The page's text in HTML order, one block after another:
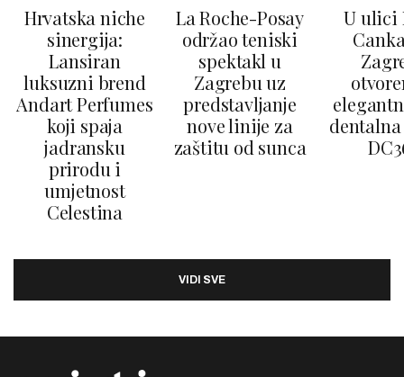
Hrvatska niche
sinergija:
Lansiran
luksuzni brend
Andart Perfumes
koji spaja
jadransku
prirodu i
umjetnost
Celestina
La Roche-Posay
održao teniski
spektakl u
Zagrebu uz
predstavljanje
nove linije za
zaštitu od sunca
U ulici
VIDI SVE